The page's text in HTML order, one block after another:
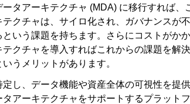
タアーキテクチャ (MDA) に移行すれば、
クチャは、サイロ化され、ガバナンスが
いう課題を持ちます。さらにコストがか
クチャを導入すればこれからの課題を解
うメリットがあります。
し、データ機能や資産全体の可視性を提
アーキテクチャをサポートするプラット